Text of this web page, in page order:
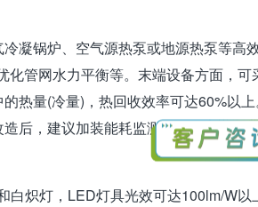
凝锅炉、空气源热泵或地源热泵等高
管网水力平衡等。末端设备方面，可
热量(冷量)，热回收效率可达60%以
后，建议加装能耗监测平台，实时跟
白炽灯，LED灯具光效可达100lm/W以